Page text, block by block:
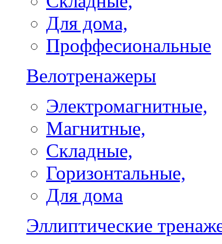
Для дома,
Проффесиональные
Велотренажеры
Электромагнитные,
Магнитные,
Складные,
Горизонтальные,
Для дома
Эллиптические